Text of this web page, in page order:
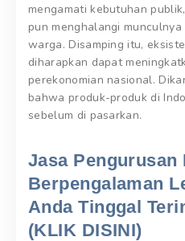
mengamati kebutuhan
pun menghalangi
warga. Disamping itu,
diharapkan dapat
perekonomian nasional.
bahwa produk-produk di
sebelum di pasarkan.
Jasa Pengurusan
Berpengalaman
Anda Tinggal
(KLIK DISINI)